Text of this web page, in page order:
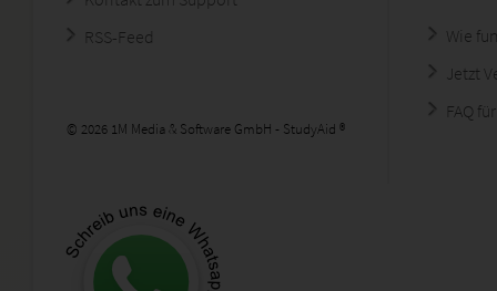
RSS-Feed
© 2026 1M Media & Software GmbH - StudyAid ®
Wie
Jetzt
FAQ